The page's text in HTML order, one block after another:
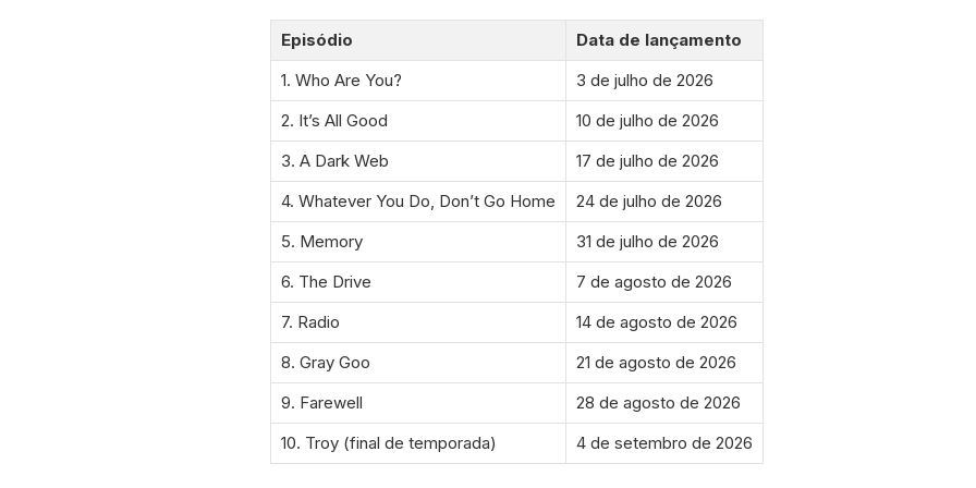
Episódio
Data de lançamento
1. Who Are You?
3 de julho de 2026
2. It’s All Good
10 de julho de 2026
3. A Dark Web
17 de julho de 2026
4. Whatever You Do, Don’t Go Home
24 de julho de 2026
5. Memory
31 de julho de 2026
6. The Drive
7 de agosto de 2026
7. Radio
14 de agosto de 2026
8. Gray Goo
21 de agosto de 2026
9. Farewell
28 de agosto de 2026
10. Troy (final de temporada)
4 de setembro de 2026